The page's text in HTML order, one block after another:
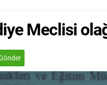
Meclisi